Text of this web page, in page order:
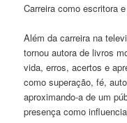
Carreira como escritora
Além da carreira na
tornou autora de livros
vida, erros, acertos e
como superação, fé,
aproximando-a de um
presença como